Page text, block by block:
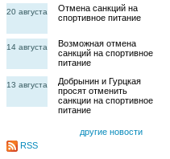
20 августа
Отмена санкций на
спортивное питание
14 августа
Возможная отмена
санкций на спортивное
питание
13 августа
Добрынин и Гурцкая
просят отменить
санкции на спортивное
питание
другие новости
RSS